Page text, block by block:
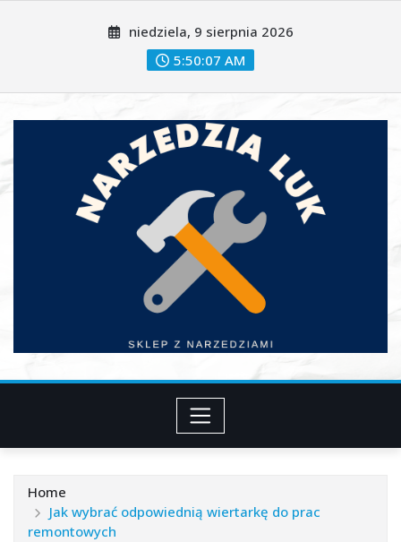
niedziela, 9 sierpnia 2026
5:50:08 AM
Home
Jak wybrać odpowiednią wiertarkę do prac
remontowych